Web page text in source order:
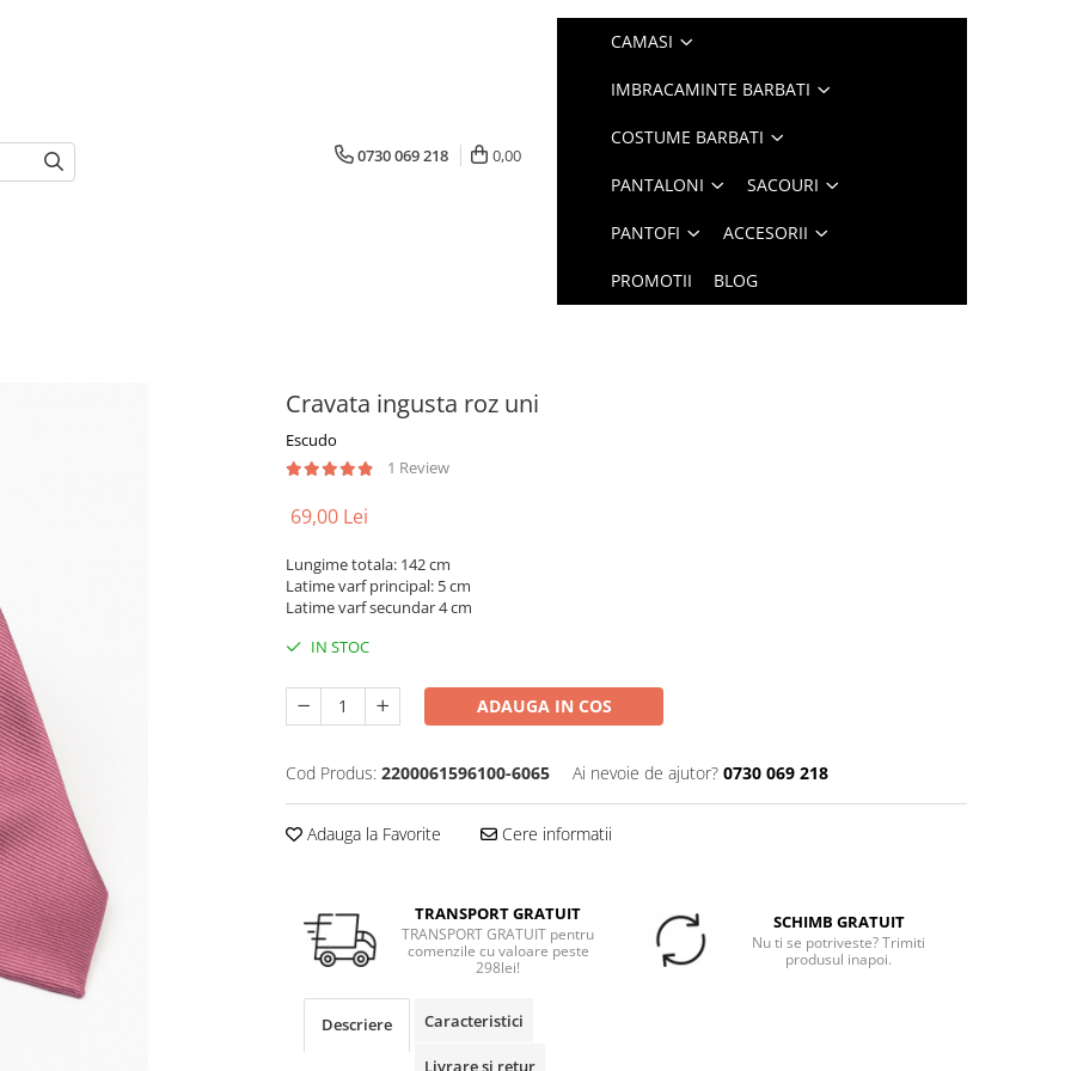
0730 069 218 0,00
CAMASI
IMBRACAMINTE BARBATI
COSTUME BARBATI
PANTALONI SACOURI
PANTOFI ACCESORII
PROMOTII BLOG
Cravata ingusta roz uni
Escudo
1 Review
69,00 Lei
Lungime totala: 142 cm
Latime varf principal: 5 cm
Latime varf secundar 4 cm
IN STOC
ADAUGA IN COS
Cod Produs: 2200061596100-6065 Ai nevoie de ajutor? 0730 069 218
Adauga la Favorite Cere informatii
TRANSPORT GRATUIT
TRANSPORT GRATUIT pentru
comenzile cu valoare peste
298lei!
SCHIMB GRATUIT
Nu ti se potriveste? Trimiti
produsul inapoi.
Descriere Caracteristici
Livrare si retur